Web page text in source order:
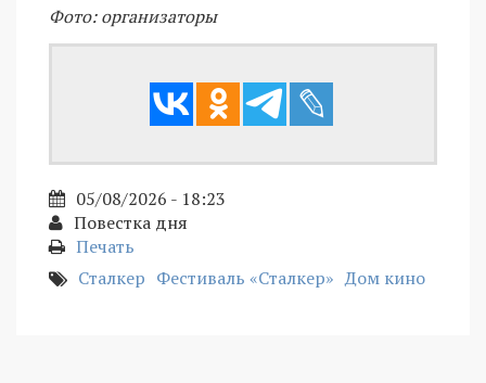
Фото: организаторы
05/08/2026 - 18:23
Повестка дня
Печать
Сталкер Фестиваль «Сталкер» Дом кино